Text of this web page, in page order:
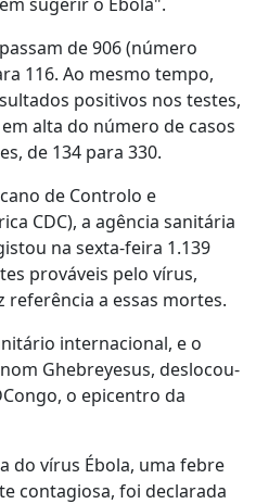
de 906 (número
116. Ao mesmo tempo,
positivos nos testes,
alta do número de casos
de 134 para 330.
de Controlo e
CDC), a agência sanitária
na sexta-feira 1.139
prováveis pelo vírus,
referência a essas mortes.
internacional, e o
Ghebreyesus, deslocou-
o epicentro da
do vírus Ébola, uma febre
contagiosa, foi declarada